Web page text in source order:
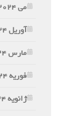
می 2024
آوریل 2024
مارس 2024
فوریه 2024
ژانویه 2024